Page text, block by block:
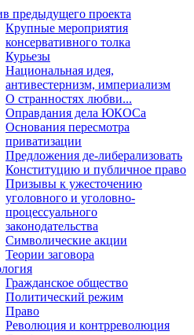
предыдущего проекта
Крупные мероприятия
консервативного толка
Курьезы
Национальная идея,
антивестернизм, империализм
О странностях любви...
Оправдания дела ЮКОСа
Основания пересмотра
приватизации
Предложения де-либерализовать
Конституцию и публичное право
Призывы к ужесточению
уголовного и уголовно-
процессуального
законодательства
Символические акции
Теории заговора
Гражданское общество
Политический режим
Право
Революция и контрреволюция